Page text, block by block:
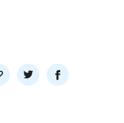
Del
på
Del
på